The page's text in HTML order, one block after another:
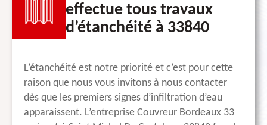
effectue tous travaux
d’étanchéité à 33840
L’étanchéité est notre priorité et c’est pour cette
raison que nous vous invitons à nous contacter
dès que les premiers signes d’infiltration d’eau
apparaissent. L’entreprise Couvreur Bordeaux 33